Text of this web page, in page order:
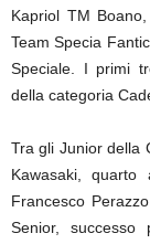
Kapriol TM
Team Specia
Speciale. I primi
della categoria
Tra gli Junior della
Kawasaki,
Francesco
Senior,